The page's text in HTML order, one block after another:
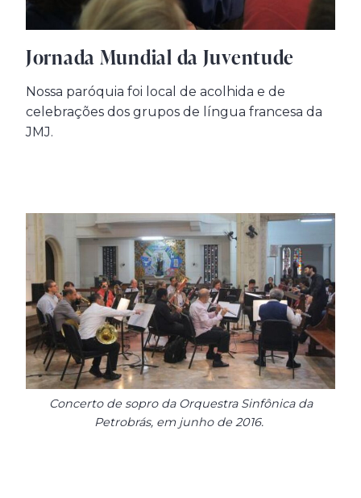
Jornada Mundial da Juventude
Nossa paróquia foi local de acolhida e de
celebrações dos grupos de língua francesa da
JMJ.
Concerto de sopro da Orquestra Sinfônica da
Petrobrás, em junho de 2016.